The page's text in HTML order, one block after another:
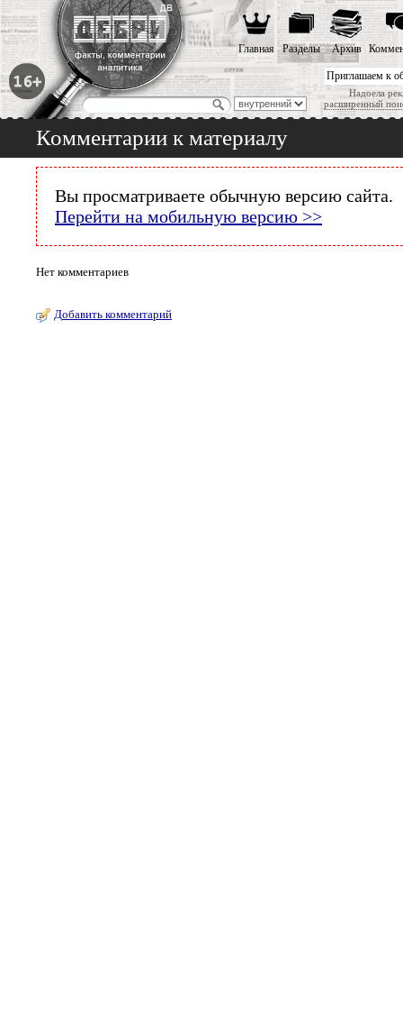
Приглашаем к
Надоела
расширенный
Главная Разделы Архив
Комментарии к материалу
Вы просматриваете обычную версию сайта.
Перейти на мобильную версию >>
Нет комментариев
Добавить комментарий